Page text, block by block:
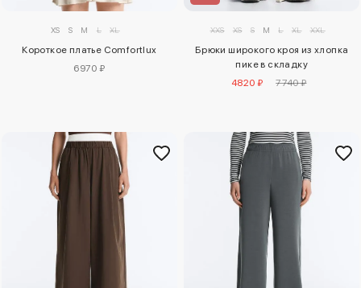
XS S M L XL
Короткое платье Comfortlux
6970 ₽
XXS XS S M L XL XXL
Брюки широкого кроя из хлопка
пике в складку
4820 ₽
7740 ₽